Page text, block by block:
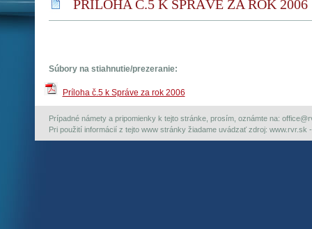
PRÍLOHA Č.5 K SPRÁVE ZA ROK 2006
Súbory na stiahnutie/prezeranie:
Príloha č.5 k Správe za rok 2006
Prípadné námety a pripomienky k tejto stránke, prosím, oznámte na:
Pri použití informácií z tejto www stránky žiadame uvádzať zdroj: www.rvr.sk